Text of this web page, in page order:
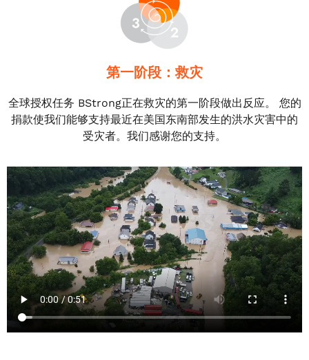
第一阶段：救灾
全球授权任务 BStrong正在救灾的第一阶段做出反应。 您的
捐款使我们能够支持最近在美国东南部发生的洪水灾害中的
受灾者。我们感谢您的支持。